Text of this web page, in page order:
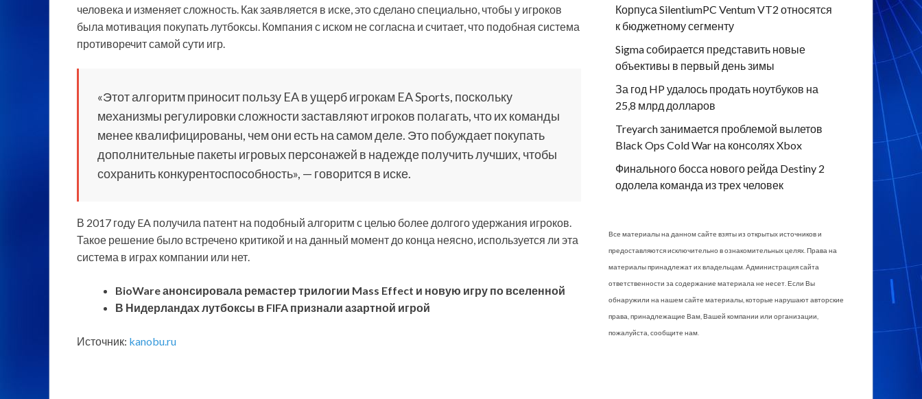
человека и изменяет сложность. Как заявляется в иске, это сделано специально, чтобы у игроков
была мотивация покупать лутбоксы. Компания с иском не согласна и считает, что подобная система
противоречит самой сути игр.
«Этот алгоритм приносит пользу EA в ущерб игрокам EA Sports, поскольку
механизмы регулировки сложности заставляют игроков полагать, что их команды
менее квалифицированы, чем они есть на самом деле. Это побуждает покупать
дополнительные пакеты игровых персонажей в надежде получить лучших, чтобы
сохранить конкурентоспособность», — говорится в иске.
В 2017 году EA получила патент на подобный алгоритм с целью более долгого удержания игроков.
Такое решение было встречено критикой и на данный момент до конца неясно, используется ли эта
система в играх компании или нет.
BioWare анонсировала ремастер трилогии Mass Effect и новую игру по вселенной
В Нидерландах лутбоксы в FIFA признали азартной игрой
Источник: kanobu.ru
Корпуса SilentiumPC Ventum VT2 относятся
к бюджетному сегменту
Sigma собирается представить новые
объективы в первый день зимы
За год HP удалось продать ноутбуков на
25,8 млрд долларов
Treyarch занимается проблемой вылетов
Black Ops Cold War на консолях Xbox
Финального босса нового рейда Destiny 2
одолела команда из трех человек
Все материалы на данном сайте взяты из открытых источников и
предоставляются исключительно в ознакомительных целях. Права на
материалы принадлежат их владельцам. Администрация сайта
ответственности за содержание материала не несет. Если Вы
обнаружили на нашем сайте материалы, которые нарушают авторские
права, принадлежащие Вам, Вашей компании или организации,
пожалуйста, сообщите нам.